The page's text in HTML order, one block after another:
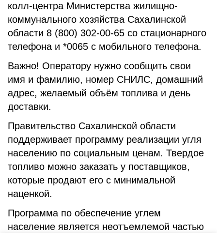
колл-центра Министерства жилищно-
коммунального хозяйства Сахалинской
области 8 (800) 302-00-65 со стационарного
телефона и *0065 с мобильного телефона.
Важно! Оператору нужно сообщить свои
имя и фамилию, номер СНИЛС, домашний
адрес, желаемый объём топлива и день
доставки.
Правительство Сахалинской области
поддерживает программу реализации угля
населению по социальным ценам. Твердое
топливо можно заказать у поставщиков,
которые продают его с минимальной
наценкой.
Программа по обеспечение углем
население является неотъемлемой частью